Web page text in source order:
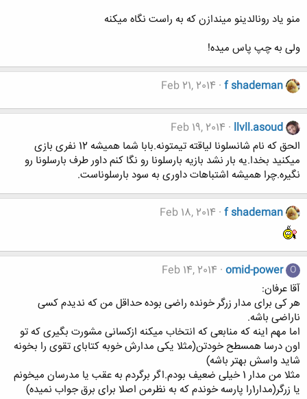
منو یاد رونالدینو میندازن که به راست نگاه میکنه
ولی به چپ پاس میده!
f shademan
Feb 21, 2014
llvll.asoud
Feb 19, 2014
الحق که نام شانسلونا لیاقته تیمتونه.بابا شما همیشه 12 نفری بازی
میکنید بخدا.یه بار نشد بازیه بارسلونا رو نگا کنم داور طرف بارسلونا رو
نگیره.چرا همیشه اشتباهات داوری به سود بارسلوناست.
f shademan
Feb 18, 2014
O
omid-power
Feb 14, 2014
آقا عرفان:
هر کی برای مدار زرگر خونده راضی بوده حداقل من که ندیدم کسی
ناراضی باشه.
اما مهم اینه که منابعی که انتخاب میکنه ازکسانی مشورت بگیری که تو
اون درسا همسطح خودتن(مثلا یکی مدارش خوبه کتابای تقوی را بخونه
شاید واسش بهتر باشه)
مثلا من مدار 1 خیلی ضعیف بودم.اگر برگردم به عقب یا مدرسان میخونم
یا زرگر(مدار1را پارسه خوندم که به نظرمن اصلا برای برق جواب نمیده)